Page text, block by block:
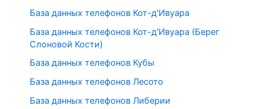
База данных телефонов Кот-д'Ивуара
База данных телефонов Кот-д'Ивуара (Берег
Слоновой Кости)
База данных телефонов Кубы
База данных телефонов Лесото
База данных телефонов Либерии